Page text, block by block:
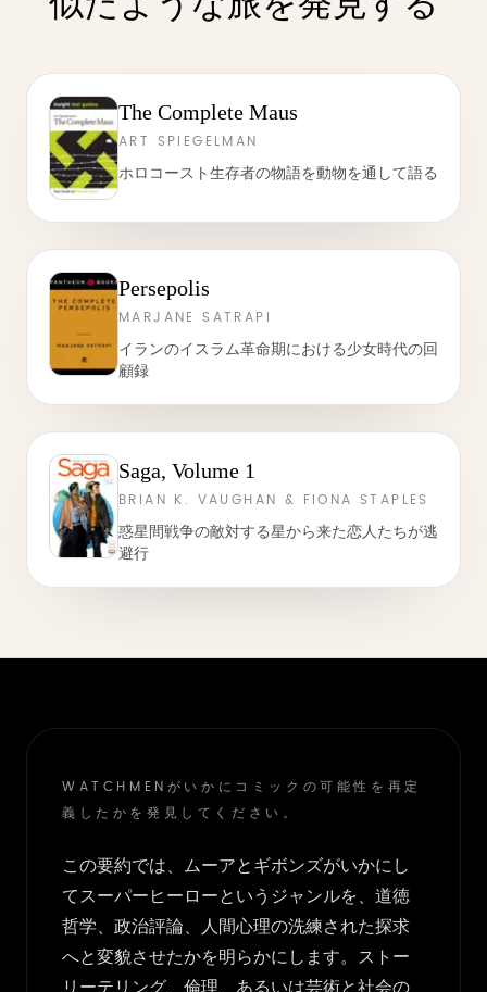
The Complete Maus
ART SPIEGELMAN
ホロコースト生存者の物語を動物を通して語る
Persepolis
MARJANE SATRAPI
イランのイスラム革命期における少女時代の回
顧録
Saga, Volume 1
BRIAN K. VAUGHAN & FIONA STAPLES
惑星間戦争の敵対する星から来た恋人たちが逃
避行
WATCHMENがいかにコミックの可能性を再定
義したかを発見してください。
この要約では、ムーアとギボンズがいかにし
てスーパーヒーローというジャンルを、道徳
哲学、政治評論、人間心理の洗練された探求
へと変貌させたかを明らかにします。ストー
リーテリング、倫理、あるいは芸術と社会の